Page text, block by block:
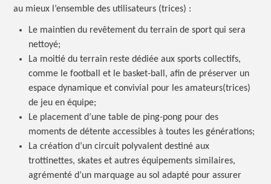
au mieux l’ensemble des utilisateurs (trices) :
Le maintien du revêtement du terrain de sport qui sera
nettoyé;
La moitié du terrain reste dédiée aux sports collectifs,
comme le football et le basket-ball, afin de préserver un
espace dynamique et convivial pour les amateurs(trices)
de jeu en équipe;
Le placement d’une table de ping-pong pour des
moments de détente accessibles à toutes les générations;
La création d’un circuit polyvalent destiné aux
trottinettes, skates et autres équipements similaires,
agrémenté d’un marquage au sol adapté pour assurer